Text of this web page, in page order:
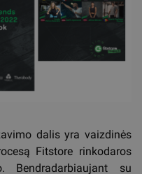
dalis yra vaizdinės
Fitstore rinkodaros
Bendradarbiaujant su